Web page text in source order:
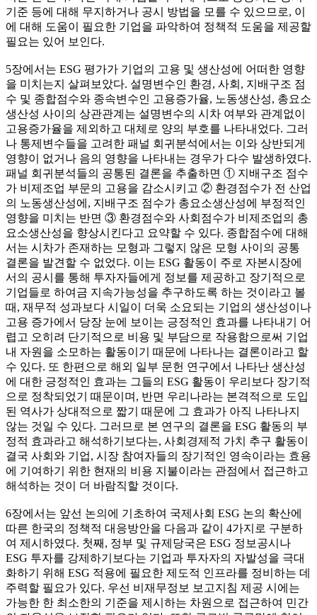
기준 등에 대해 무지하거나 공시 방법을 모를 수 있으므로, 이
에 대해 도움이 필요한 기업을 파악하여 정책적 도움을 제공할
필요는 있어 보인다.
5장에서는 ESG 평가가 기업의 고용 및 생산성에 어떠한 영향
을 미치는지 살펴보았다. 설명변수인 환경, 사회, 지배구조 점
수 및 종합점수와 종속변수인 고용증가율, 노동생산성, 총요소
생산성 사이의 상관관계는 설명변수의 시차 여부와 관계없이
고용증가율을 제외하고 대체로 양의 부호를 나타내었다. 그러
나 통제변수들을 고려한 패널 회귀분석에서는 이와 상반되게
영향이 없거나 음의 영향을 나타내는 경우가 다수 발생하였다.
패널 회귀분석들의 공통된 결론을 추출하면 ① 지배구조 점수
가 비제조업 부문의 고용을 감소시키고 ② 환경점수가 전 산업
의 노동생산성에, 지배구조 점수가 총요소생산성에 부정적인
영향을 미치는 반면 ③ 환경점수와 사회점수가 비제조업의 총
요소생산성을 향상시킨다고 요약할 수 있다. 종합점수에 대해
서는 시차가 존재하는 모형과 그렇지 않은 모형 사이의 공통
결론을 발견할 수 없었다. 이는 ESG 활동이 주로 자본시장에
서의 공시를 통해 투자자들에게 정보를 제공하고 장기적으로
기업들로 하여금 지속가능성을 추구하도록 하는 것이라고 볼
때, 재무적 성과보다 시일이 더욱 소요되는 기업의 생산성이나
고용 증가에서 당장 눈에 보이는 긍정적인 효과를 나타내기 어
렵고 오히려 단기적으로 비용 및 부담으로 작용함으로써 기업
내 자원을 소모하는 활동이기 때문에 나타나는 결론이라고 할
수 있다. 또 한편으로 해외 일부 문헌 연구에서 나타난 생산성
에 대한 긍정적인 효과는 그들의 ESG 활동이 우리보다 장기적
으로 정착되었기 때문이며, 반면 우리나라는 본격적으로 도입
된 역사가 상대적으로 짧기 때문에 그 효과가 아직 나타나지
않는 것일 수 있다. 그러므로 본 연구의 결론을 ESG 활동의 부
정적 효과라고 해석하기보다는, 사회경제적 가치 추구 활동이
결국 사회와 기업, 시장 참여자들의 장기적인 영속이라는 효용
에 기여하기 위한 현재의 비용 지불이라는 관점에서 접근하고
해석하는 것이 더 바람직할 것이다.
6장에서는 앞선 논의에 기초하여 국제사회 ESG 논의 확산에
따른 한국의 정책적 대응방안을 다음과 같이 4가지로 구분하
여 제시하였다. 첫째, 정부 및 규제당국은 ESG 정보공시나
ESG 투자를 강제하기보다는 기업과 투자자의 자발성을 극대
화하기 위해 ESG 적용에 필요한 제도적 인프라를 정비하는 데
주력할 필요가 있다. 우선 비재무정보 보고지침 제공 시에는
가능한 한 최소한의 기준을 제시하는 차원으로 접근하여 민간